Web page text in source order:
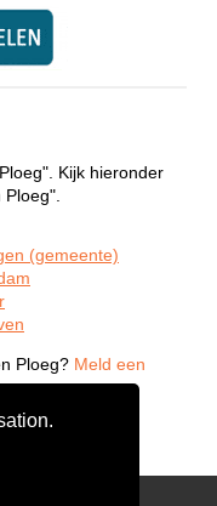
Kijk hieronder
Ploeg".
(gemeente)
Ploeg? Meld een